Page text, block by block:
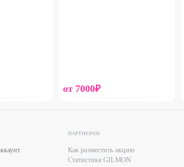
от 7000₽
ПАРТНЕРАМ
Как разместить акцию
Статистика GILMON